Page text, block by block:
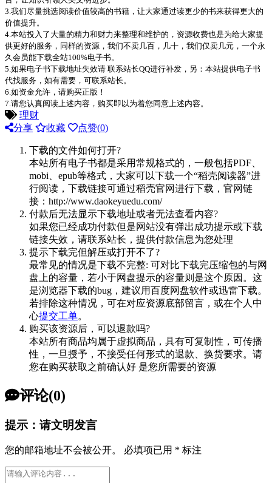
3.我们尽量挑选阅读价值较高的书籍，让大家通过读更少的书来获得更大的
价值提升。
4.本站投入了大量的精力和财力来整理和维护的，资源收费也是为给大家提
供更好的服务，同样的资源，我们不卖几百，几十，我们仅卖几元，一个永
久会员能下载全站100%电子书。
5.如果电子书下载地址失效请 联系站长QQ进行补发，另：本站提供电子书
代找服务，如有需要，可联系站长。
6.如资金允许，请购买正版！
7.请您认真阅读上述内容，购买即以为着您同意上述内容。
理财
分享
收藏 点赞(0)
下载的文件如何打开?
本站所有电子书都是采用常规格式的，一般包括PDF、
mobi、epub等格式，大家可以下载一个“稻壳阅读器”进
行阅读，下载链接可通过稻壳官网进行下载，官网链
接：http://www.daokeyuedu.com/
付款后无法显示下载地址或者无法查看内容?
如果您已经成功付款但是网站没有弹出成功提示或下载
链接失效，请联系站长，提供付款信息为您处理
提示下载完但解压或打开不了?
最常见的情况是下载不完整: 可对比下载完压缩包的与网
盘上的容量，若小于网盘提示的容量则是这个原因。这
是浏览器下载的bug，建议用百度网盘软件或迅雷下载。
若排除这种情况，可在对应资源底部留言，或在个人中
心提交工单。
购买该资源后，可以退款吗?
本站所有商品均属于虚拟商品，具有可复制性，可传播
性，一旦授予，不接受任何形式的退款、换货要求。请
您在购买获取之前确认好 是您所需要的资源
评论(0)
提示：请文明发言
您的邮箱地址不会被公开。 必填项已用 * 标注